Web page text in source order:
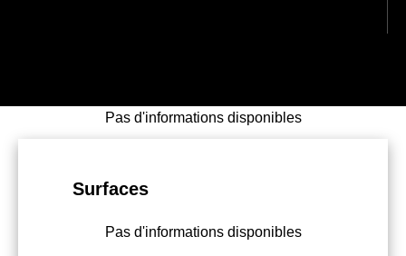
Pas d'informations disponibles
Surfaces
Pas d'informations disponibles